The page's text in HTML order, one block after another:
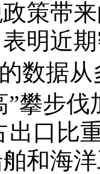
策带
明近
数据
步伐
出口比
和海